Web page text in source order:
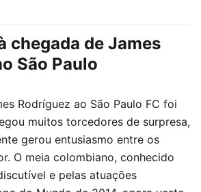
chegada de James
São Paulo
Rodríguez ao São Paulo FC foi
muitos torcedores de surpresa,
gerou entusiasmo entre os
O meia colombiano, conhecido
e pelas atuações